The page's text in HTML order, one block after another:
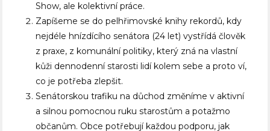
Show, ale kolektivní práce.
Zapíšeme se do pelhřimovské knihy rekordů, kdy
nejdéle hnízdícího senátora (24 let) vystřídá člověk
z praxe, z komunální politiky, který zná na vlastní
kůži dennodenní starosti lidí kolem sebe a proto ví,
co je potřeba zlepšit.
Senátorskou trafiku na důchod změníme v aktivní
a silnou pomocnou ruku starostům a potažmo
občanům. Obce potřebují každou podporu, jak